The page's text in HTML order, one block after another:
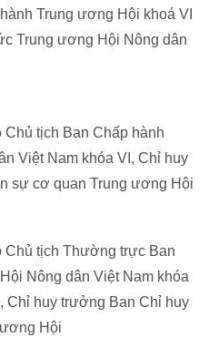
Trung ương Hội khoá VI
Trung ương Hội Nông dân
tịch Ban Chấp hành
Việt Nam khóa VI, Chỉ huy
sự cơ quan Trung ương Hội
Chủ tịch Thường trực Ban
Nông dân Việt Nam khóa
Chỉ huy trưởng Ban Chỉ huy
Hội